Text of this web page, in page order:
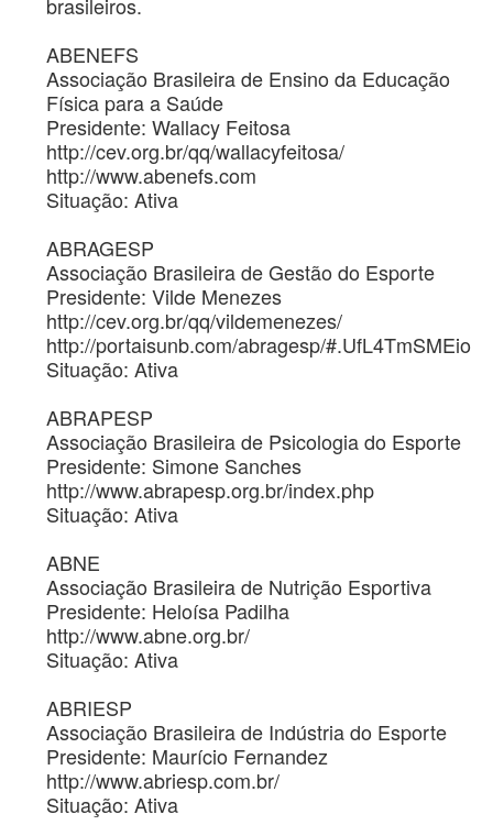
ABENEFS
Associação Brasileira de Ensino da Educação
Física para a Saúde
Presidente: Wallacy Feitosa
http://cev.org.br/qq/wallacyfeitosa/
http://www.abenefs.com
Situação: Ativa
ABRAGESP
Associação Brasileira de Gestão do Esporte
Presidente: Vilde Menezes
http://cev.org.br/qq/vildemenezes/
http://portaisunb.com/abragesp/#.UfL4TmSMEio
Situação: Ativa
ABRAPESP
Associação Brasileira de Psicologia do Esporte
Presidente: Simone Sanches
http://www.abrapesp.org.br/index.php
Situação: Ativa
ABNE
Associação Brasileira de Nutrição Esportiva
Presidente: Heloísa Padilha
http://www.abne.org.br/
Situação: Ativa
ABRIESP
Associação Brasileira de Indústria do Esporte
Presidente: Maurício Fernandez
http://www.abriesp.com.br/
Situação: Ativa